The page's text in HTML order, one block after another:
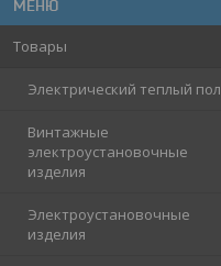
Товары
Электрический теплый пол
Винтажные
электроустановочные
изделия
Электроустановочные
изделия